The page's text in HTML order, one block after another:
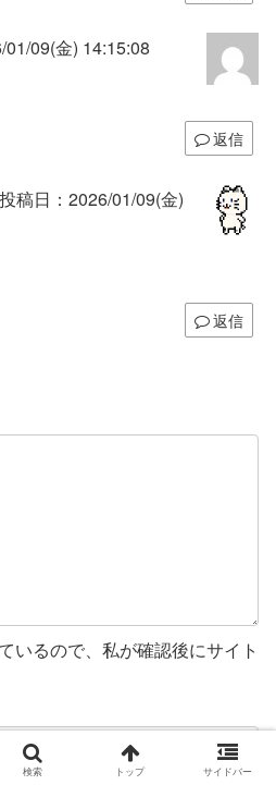
BEAT X: Return Of Brawl
ィション
09(金) 14:15:08
返信
投稿日：2026/01/09(金)
返信
いるので、私が確認後にサイト
検索 トップ サイドバー